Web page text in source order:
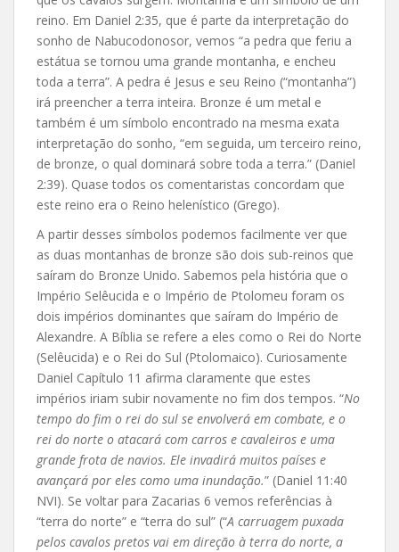
reino. Em Daniel 2:35, que é parte da interpretação do
sonho de Nabucodonosor, vemos “a pedra que feriu a
estátua se tornou uma grande montanha, e encheu
toda a terra”. A pedra é Jesus e seu Reino (“montanha”)
irá preencher a terra inteira. Bronze é um metal e
também é um símbolo encontrado na mesma exata
interpretação do sonho, “em seguida, um terceiro reino,
de bronze, o qual dominará sobre toda a terra.” (Daniel
2:39). Quase todos os comentaristas concordam que
este reino era o Reino helenístico (Grego).
A partir desses símbolos podemos facilmente ver que
as duas montanhas de bronze são dois sub-reinos que
saíram do Bronze Unido. Sabemos pela história que o
Império Selêucida e o Império de Ptolomeu foram os
dois impérios dominantes que saíram do Império de
Alexandre. A Bíblia se refere a eles como o Rei do Norte
(Selêucida) e o Rei do Sul (Ptolomaico). Curiosamente
Daniel Capítulo 11 afirma claramente que estes
impérios iriam subir novamente no fim dos tempos. “No
tempo do fim o rei do sul se envolverá em combate, e o
rei do norte o atacará com carros e cavaleiros e uma
grande frota de navios. Ele invadirá muitos países e
avançará por eles como uma inundação.” (Daniel 11:40
NVI). Se voltar para Zacarias 6 vemos referências à
“terra do norte” e “terra do sul” (“A carruagem puxada
pelos cavalos pretos vai em direção à terra do norte, a